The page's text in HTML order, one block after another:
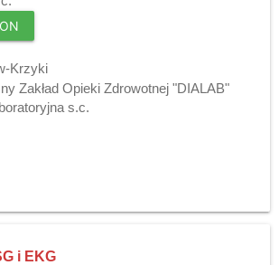
Krzyki
Zakład Opieki Zdrowotnej "DIALAB"
s.c.
i EKG